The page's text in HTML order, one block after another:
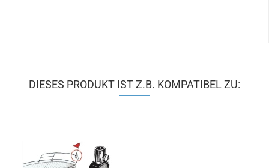
DIESES PRODUKT IST Z.B. KOMPATIBEL ZU: